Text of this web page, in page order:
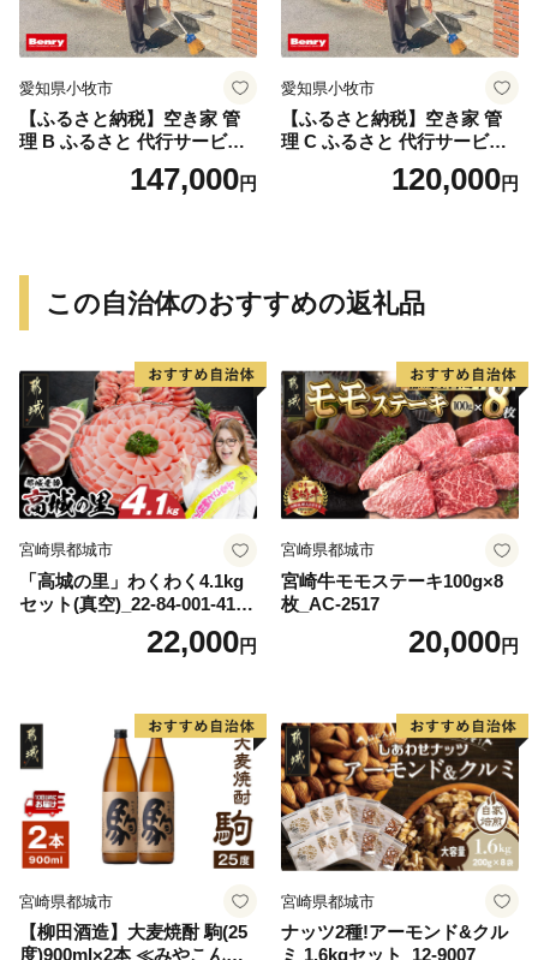
愛知県小牧市
【ふるさと納税】空き家 管
理 B ふるさと 代行サービス
1時間 程度 × 12回 建物 外部
状況 確認 2ヶ月に1回 雨漏り
助言 愛知県 小牧市
147,000円
愛知県小牧市
【ふるさと納税】空き家 管
理 C ふるさと 代行サービス
2時間 程度 × 6回 建物 外部
状況 確認 2ヶ月に1回 雨漏り
120,000円
この自治体のおすすめの返礼品
宮崎県都城市
「高城の里」わくわく4.1kg
セット(真空)_22-84-001-4100
22,000円
宮崎県都城市
宮崎牛モモステーキ100g×8
枚_AC-2517
20,000円
宮崎県都城市
【柳田酒造】大麦焼酎 駒(25
度)900ml×2本 ≪みやこんじ
宮崎県都城市
ナッツ2種!アーモンド&クル
ミ 1.6kgセット_12-9007